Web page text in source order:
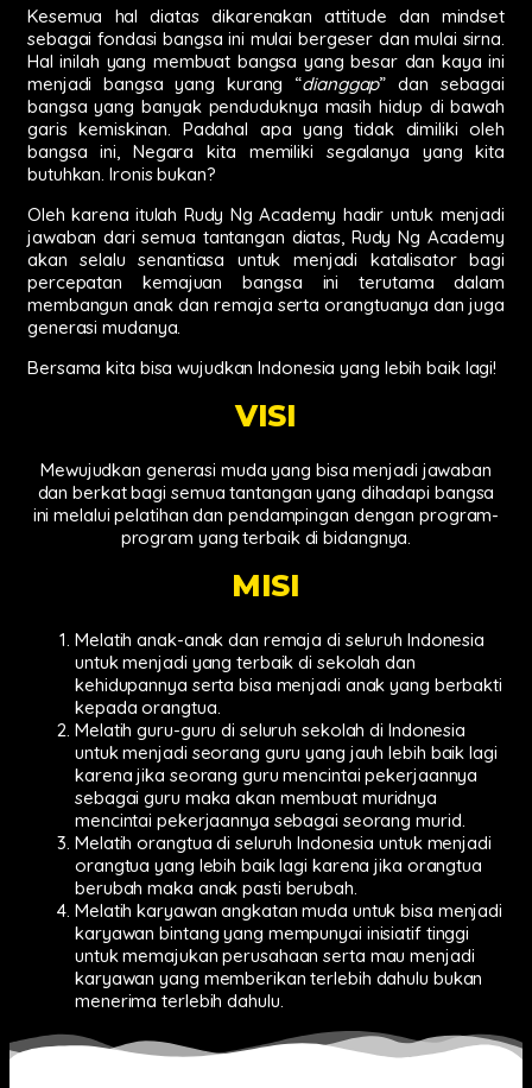
Kesemua hal diatas dikarenakan attitude dan mindset
sebagai fondasi bangsa ini mulai bergeser dan mulai sirna.
Hal inilah yang membuat bangsa yang besar dan kaya ini
menjadi bangsa yang kurang “dianggap” dan sebagai
bangsa yang banyak penduduknya masih hidup di bawah
garis kemiskinan. Padahal apa yang tidak dimiliki oleh
bangsa ini, Negara kita memiliki segalanya yang kita
butuhkan. Ironis bukan?
Oleh karena itulah Rudy Ng Academy hadir untuk menjadi
jawaban dari semua tantangan diatas, Rudy Ng Academy
akan selalu senantiasa untuk menjadi katalisator bagi
percepatan kemajuan bangsa ini terutama dalam
membangun anak dan remaja serta orangtuanya dan juga
generasi mudanya.
Bersama kita bisa wujudkan Indonesia yang lebih baik lagi!
VISI
Mewujudkan generasi muda yang bisa menjadi jawaban
dan berkat bagi semua tantangan yang dihadapi bangsa
ini melalui pelatihan dan pendampingan dengan program-
program yang terbaik di bidangnya.
MISI
Melatih anak-anak dan remaja di seluruh Indonesia
untuk menjadi yang terbaik di sekolah dan
kehidupannya serta bisa menjadi anak yang berbakti
kepada orangtua.
Melatih guru-guru di seluruh sekolah di Indonesia
untuk menjadi seorang guru yang jauh lebih baik lagi
karena jika seorang guru mencintai pekerjaannya
sebagai guru maka akan membuat muridnya
mencintai pekerjaannya sebagai seorang murid.
Melatih orangtua di seluruh Indonesia untuk menjadi
orangtua yang lebih baik lagi karena jika orangtua
berubah maka anak pasti berubah.
Melatih karyawan angkatan muda untuk bisa menjadi
karyawan bintang yang mempunyai inisiatif tinggi
untuk memajukan perusahaan serta mau menjadi
karyawan yang memberikan terlebih dahulu bukan
menerima terlebih dahulu.